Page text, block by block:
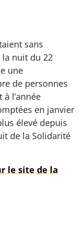
sans
la nuit du 22
une
de personnes
l’année
en janvier
élevé depuis
de la Solidarité
le site de la